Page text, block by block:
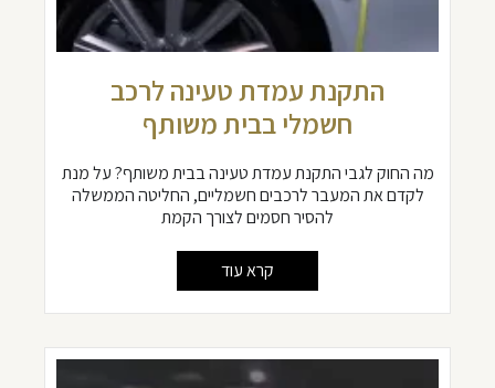
התקנת עמדת טעינה לרכב
חשמלי בבית משותף
מה החוק לגבי התקנת עמדת טעינה בבית משותף? על מנת
לקדם את המעבר לרכבים חשמליים, החליטה הממשלה
להסיר חסמים לצורך הקמת
קרא עוד